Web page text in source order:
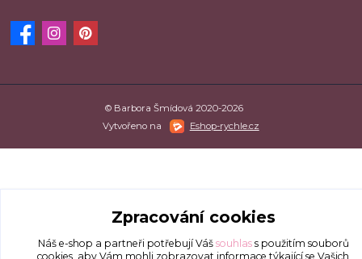
© Barbora Šmídová 2020-2026
Vytvořeno na
Eshop-rychle.cz
Zpracování cookies
Náš e-shop a partneři potřebují Váš souhlass použitím souborů
cookies, aby Vám mohli zobrazovat informace týkající se Vašich